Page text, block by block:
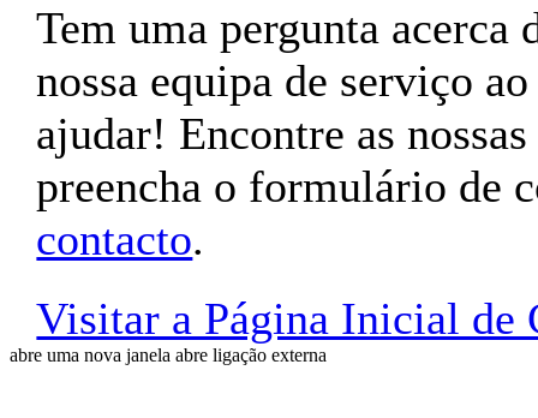
Tem uma pergunta
nossa equipa de serviço
ajudar! Encontre as
preencha o formulário de
contacto.
Visitar a Página Inicial de
abre uma nova janela abre ligação externa